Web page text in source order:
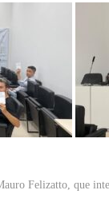
Felizatto, que